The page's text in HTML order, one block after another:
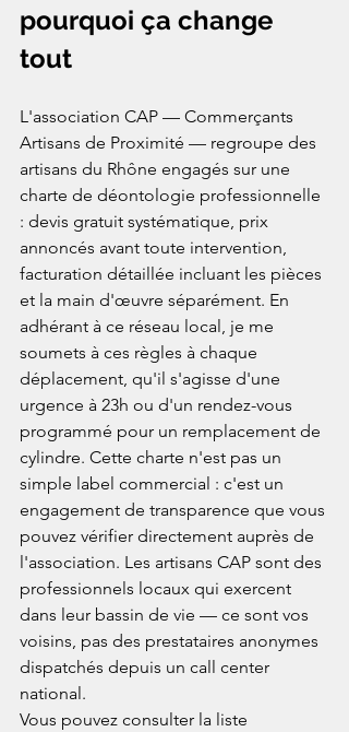
pourquoi ça change
tout
L'association CAP — Commerçants
Artisans de Proximité — regroupe des
artisans du Rhône engagés sur une
charte de déontologie professionnelle
: devis gratuit systématique, prix
annoncés avant toute intervention,
facturation détaillée incluant les pièces
et la main d'œuvre séparément. En
adhérant à ce réseau local, je me
soumets à ces règles à chaque
déplacement, qu'il s'agisse d'une
urgence à 23h ou d'un rendez-vous
programmé pour un remplacement de
cylindre. Cette charte n'est pas un
simple label commercial : c'est un
engagement de transparence que vous
pouvez vérifier directement auprès de
l'association. Les artisans CAP sont des
professionnels locaux qui exercent
dans leur bassin de vie — ce sont vos
voisins, pas des prestataires anonymes
dispatchés depuis un call center
national.
Vous pouvez consulter la liste